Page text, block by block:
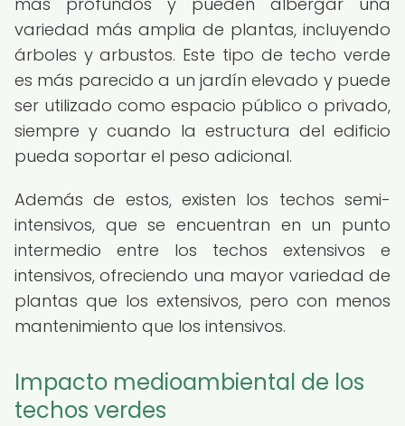
variedad más amplia de plantas, incluyendo
árboles y arbustos. Este tipo de techo verde
es más parecido a un jardín elevado y puede
ser utilizado como espacio público o privado,
siempre y cuando la estructura del edificio
pueda soportar el peso adicional.
Además de estos, existen los techos semi-
intensivos, que se encuentran en un punto
intermedio entre los techos extensivos e
intensivos, ofreciendo una mayor variedad de
plantas que los extensivos, pero con menos
mantenimiento que los intensivos.
Impacto medioambiental de los
techos verdes